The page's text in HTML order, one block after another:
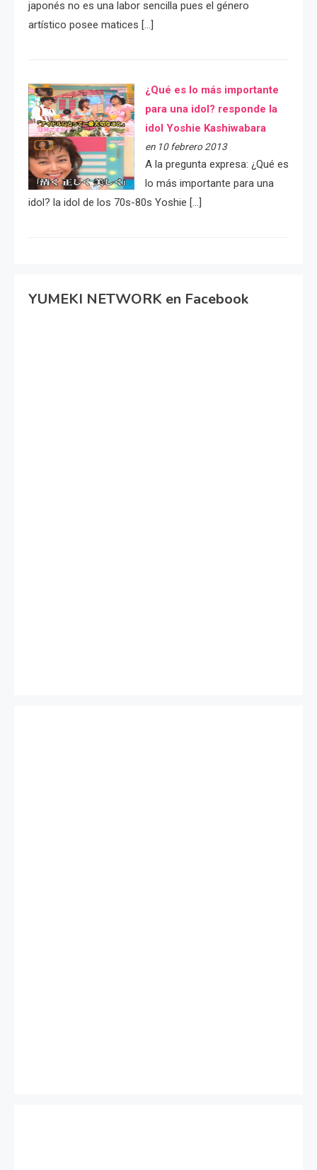
japonés no es una labor sencilla pues el género
artístico posee matices […]
¿Qué es lo más importante
para una idol? responde la
idol Yoshie Kashiwabara
en 10 febrero 2013
A la pregunta expresa: ¿Qué es
lo más importante para una
idol? la idol de los 70s-80s Yoshie […]
YUMEKI NETWORK en Facebook